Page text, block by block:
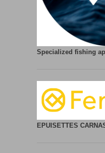
Specialized fishing
EPUISETTES